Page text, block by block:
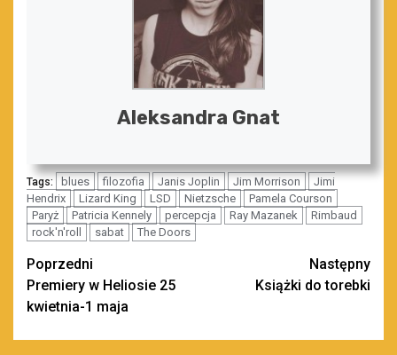
Aleksandra Gnat
Tags: blues filozofia Janis Joplin Jim Morrison
Jimi
Hendrix
Lizard King LSD Nietzsche
Pamela Courson
Paryż
Patricia Kennely percepcja Ray Mazanek
Rimbaud
rock'n'roll
sabat The Doors
Zobacz
wpisy
Poprzedni
Premiery w Heliosie 25
kwietnia-1 maja
Następny
Książki do torebki